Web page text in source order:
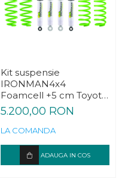
Kit suspensie
IRONMAN4x4
Foamcell +5 cm Toyota
Land Cruiser J70
Bundera 1984-1989
5.200,00 RON
LA COMANDA
ADAUGA IN COS